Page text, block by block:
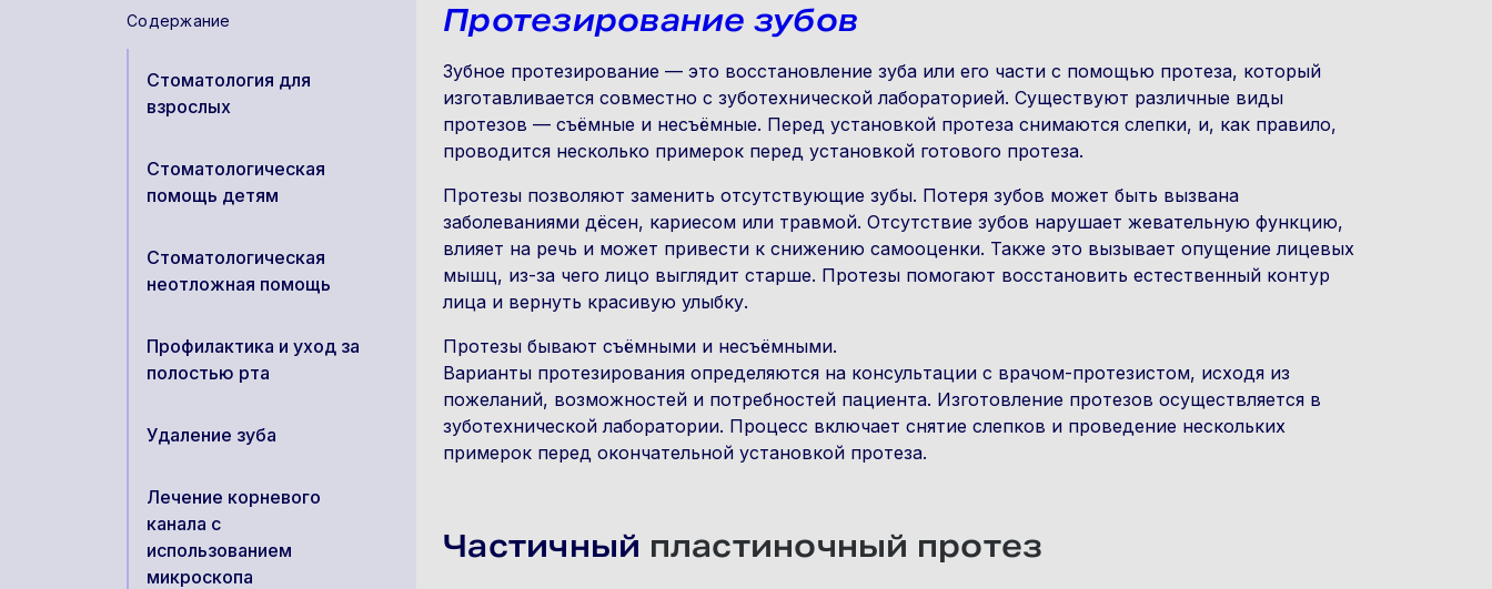
Содержание
Стоматология для
взрослых
Стоматологическая
помощь детям
Стоматологическая
неотложная помощь
Профилактика и уход за
полостью рта
Удаление зуба
Лечение корневого
канала с
использованием
микроскопа
Протезирование зубов
Зубное протезирование — это восстановление зуба или его части с помощью протеза, который
изготавливается совместно с зуботехнической лабораторией. Существуют различные виды
протезов — съёмные и несъёмные. Перед установкой протеза снимаются слепки, и, как правило,
проводится несколько примерок перед установкой готового протеза.
Протезы позволяют заменить отсутствующие зубы. Потеря зубов может быть вызвана
заболеваниями дёсен, кариесом или травмой. Отсутствие зубов нарушает жевательную функцию,
влияет на речь и может привести к снижению самооценки. Также это вызывает опущение лицевых
мышц, из-за чего лицо выглядит старше. Протезы помогают восстановить естественный контур
лица и вернуть красивую улыбку.
Протезы бывают съёмными и несъёмными.
Варианты протезирования определяются на консультации с врачом-протезистом, исходя из
пожеланий, возможностей и потребностей пациента. Изготовление протезов осуществляется в
зуботехнической лаборатории. Процесс включает снятие слепков и проведение нескольких
примерок перед окончательной установкой протеза.
Частичный пластиночный протез